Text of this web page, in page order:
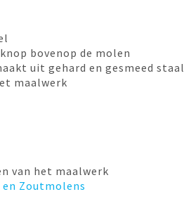
bovenop de molen
uit gehard en gesmeed staal
maalwerk
van het maalwerk
Zoutmolens